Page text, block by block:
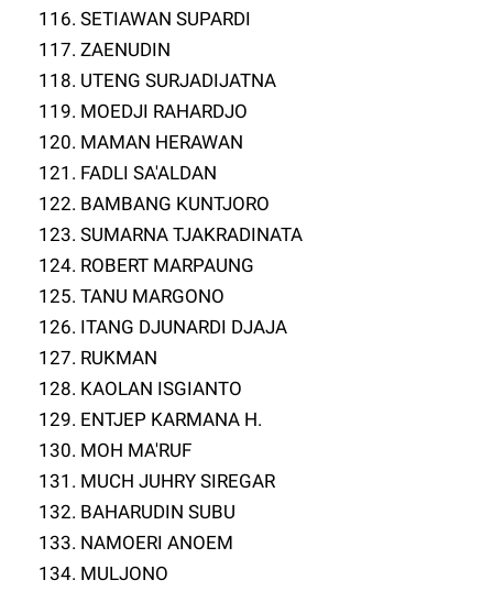
116. SETIAWAN SUPARDI
117. ZAENUDIN
118. UTENG SURJADIJATNA
119. MOEDJI RAHARDJO
120. MAMAN HERAWAN
121. FADLI SA'ALDAN
122. BAMBANG KUNTJORO
123. SUMARNA TJAKRADINATA
124. ROBERT MARPAUNG
125. TANU MARGONO
126. ITANG DJUNARDI DJAJA
127. RUKMAN
128. KAOLAN ISGIANTO
129. ENTJEP KARMANA H.
130. MOH MA'RUF
131. MUCH JUHRY SIREGAR
132. BAHARUDIN SUBU
133. NAMOERI ANOEM
134. MULJONO